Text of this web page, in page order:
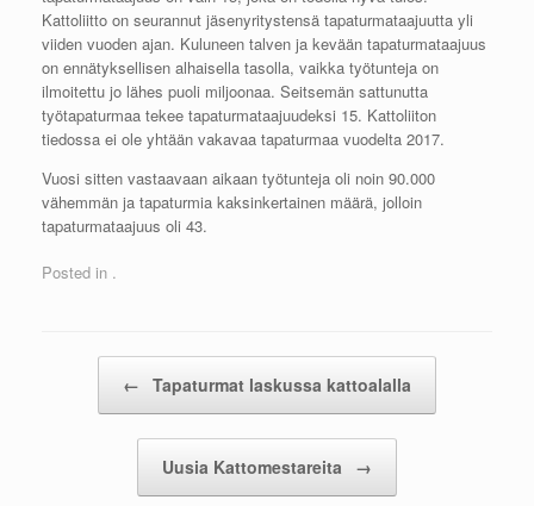
Kattoliitto on seurannut jäsenyritystensä tapaturmataajuutta yli
viiden vuoden ajan. Kuluneen talven ja kevään tapaturmataajuus
on ennätyksellisen alhaisella tasolla, vaikka työtunteja on
ilmoitettu jo lähes puoli miljoonaa. Seitsemän sattunutta
työtapaturmaa tekee tapaturmataajuudeksi 15. Kattoliiton
tiedossa ei ole yhtään vakavaa tapaturmaa vuodelta 2017.
Vuosi sitten vastaavaan aikaan työtunteja oli noin 90.000
vähemmän ja tapaturmia kaksinkertainen määrä, jolloin
tapaturmataajuus oli 43.
Posted in .
← Tapaturmat laskussa kattoalalla
Uusia Kattomestareita →